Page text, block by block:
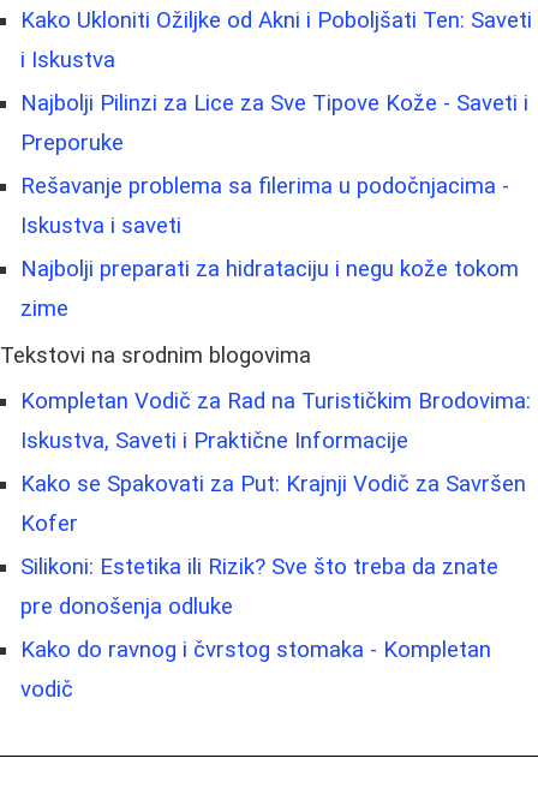
Kako Ukloniti Ožiljke od Akni i Poboljšati Ten: Saveti
i Iskustva
Najbolji Pilinzi za Lice za Sve Tipove Kože - Saveti i
Preporuke
Rešavanje problema sa filerima u podočnjacima -
Iskustva i saveti
Najbolji preparati za hidrataciju i negu kože tokom
zime
Tekstovi na srodnim blogovima
Kompletan Vodič za Rad na Turističkim Brodovima:
Iskustva, Saveti i Praktične Informacije
Kako se Spakovati za Put: Krajnji Vodič za Savršen
Kofer
Silikoni: Estetika ili Rizik? Sve što treba da znate
pre donošenja odluke
Kako do ravnog i čvrstog stomaka - Kompletan
vodič